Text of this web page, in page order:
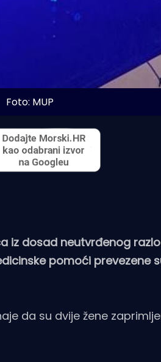
Foto: MUP
iz dosad neutvrđenog
pomoći prevezene
da su dvije žene